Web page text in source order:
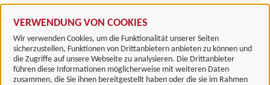
VERWENDUNG VON COOKIES
Wir verwenden Cookies, um die Funktionalität unserer Seiten
sicherzustellen, Funktionen von Drittanbietern anbieten zu können und
die Zugriffe auf unsere Webseite zu analysieren. Die Drittanbieter
führen diese Informationen möglicherweise mit weiteren Daten
zusammen, die Sie ihnen bereitgestellt haben oder die sie im Rahmen